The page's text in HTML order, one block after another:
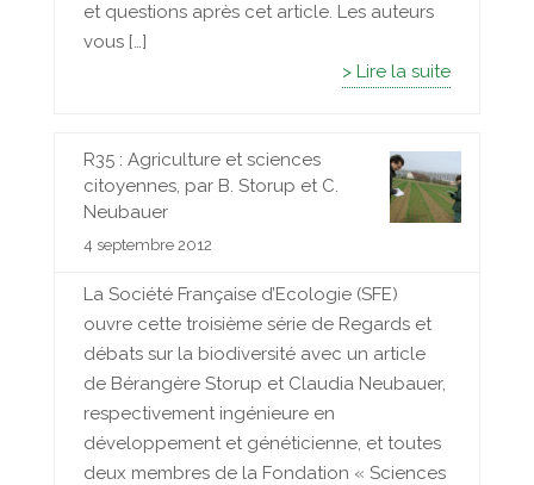
et questions après cet article. Les auteurs
vous […]
> Lire la suite
R35 : Agriculture et sciences
citoyennes, par B. Storup et C.
Neubauer
4 septembre 2012
La Société Française d’Ecologie (SFE)
ouvre cette troisième série de Regards et
débats sur la biodiversité avec un article
de Bérangère Storup et Claudia Neubauer,
respectivement ingénieure en
développement et généticienne, et toutes
deux membres de la Fondation « Sciences